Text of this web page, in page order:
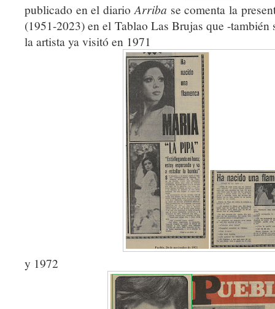
publicado en el diario Arriba se comenta la
(1951-2023) en el Tablao Las Brujas que -también
la artista ya visitó en 1971
y 1972